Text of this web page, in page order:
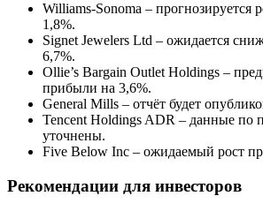
Williams-Sonoma – прогнозируется
1,8%.
Signet Jewelers Ltd – ожидается
6,7%.
Ollie’s Bargain Outlet Holdings –
прибыли на 3,6%.
General Mills – отчёт будет
Tencent Holdings ADR – данные по
уточнены.
Five Below Inc – ожидаемый рост
Рекомендации для инвесторов